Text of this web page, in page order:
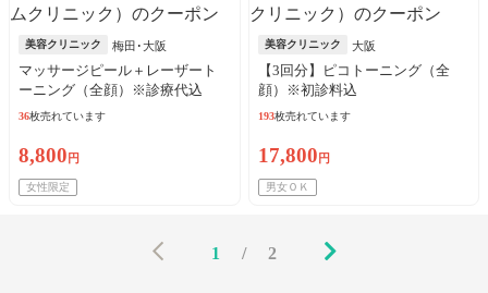
美容クリニック 梅田･大阪
マッサージピール＋レーザート
ーニング（全顔）※診療代込
36枚売れています
8,800 円
女性限定
美容クリニック 大阪
【3回分】ピコトーニング（全
顔）※初診料込
193枚売れています
17,800 円
男女ＯＫ
1 / 2